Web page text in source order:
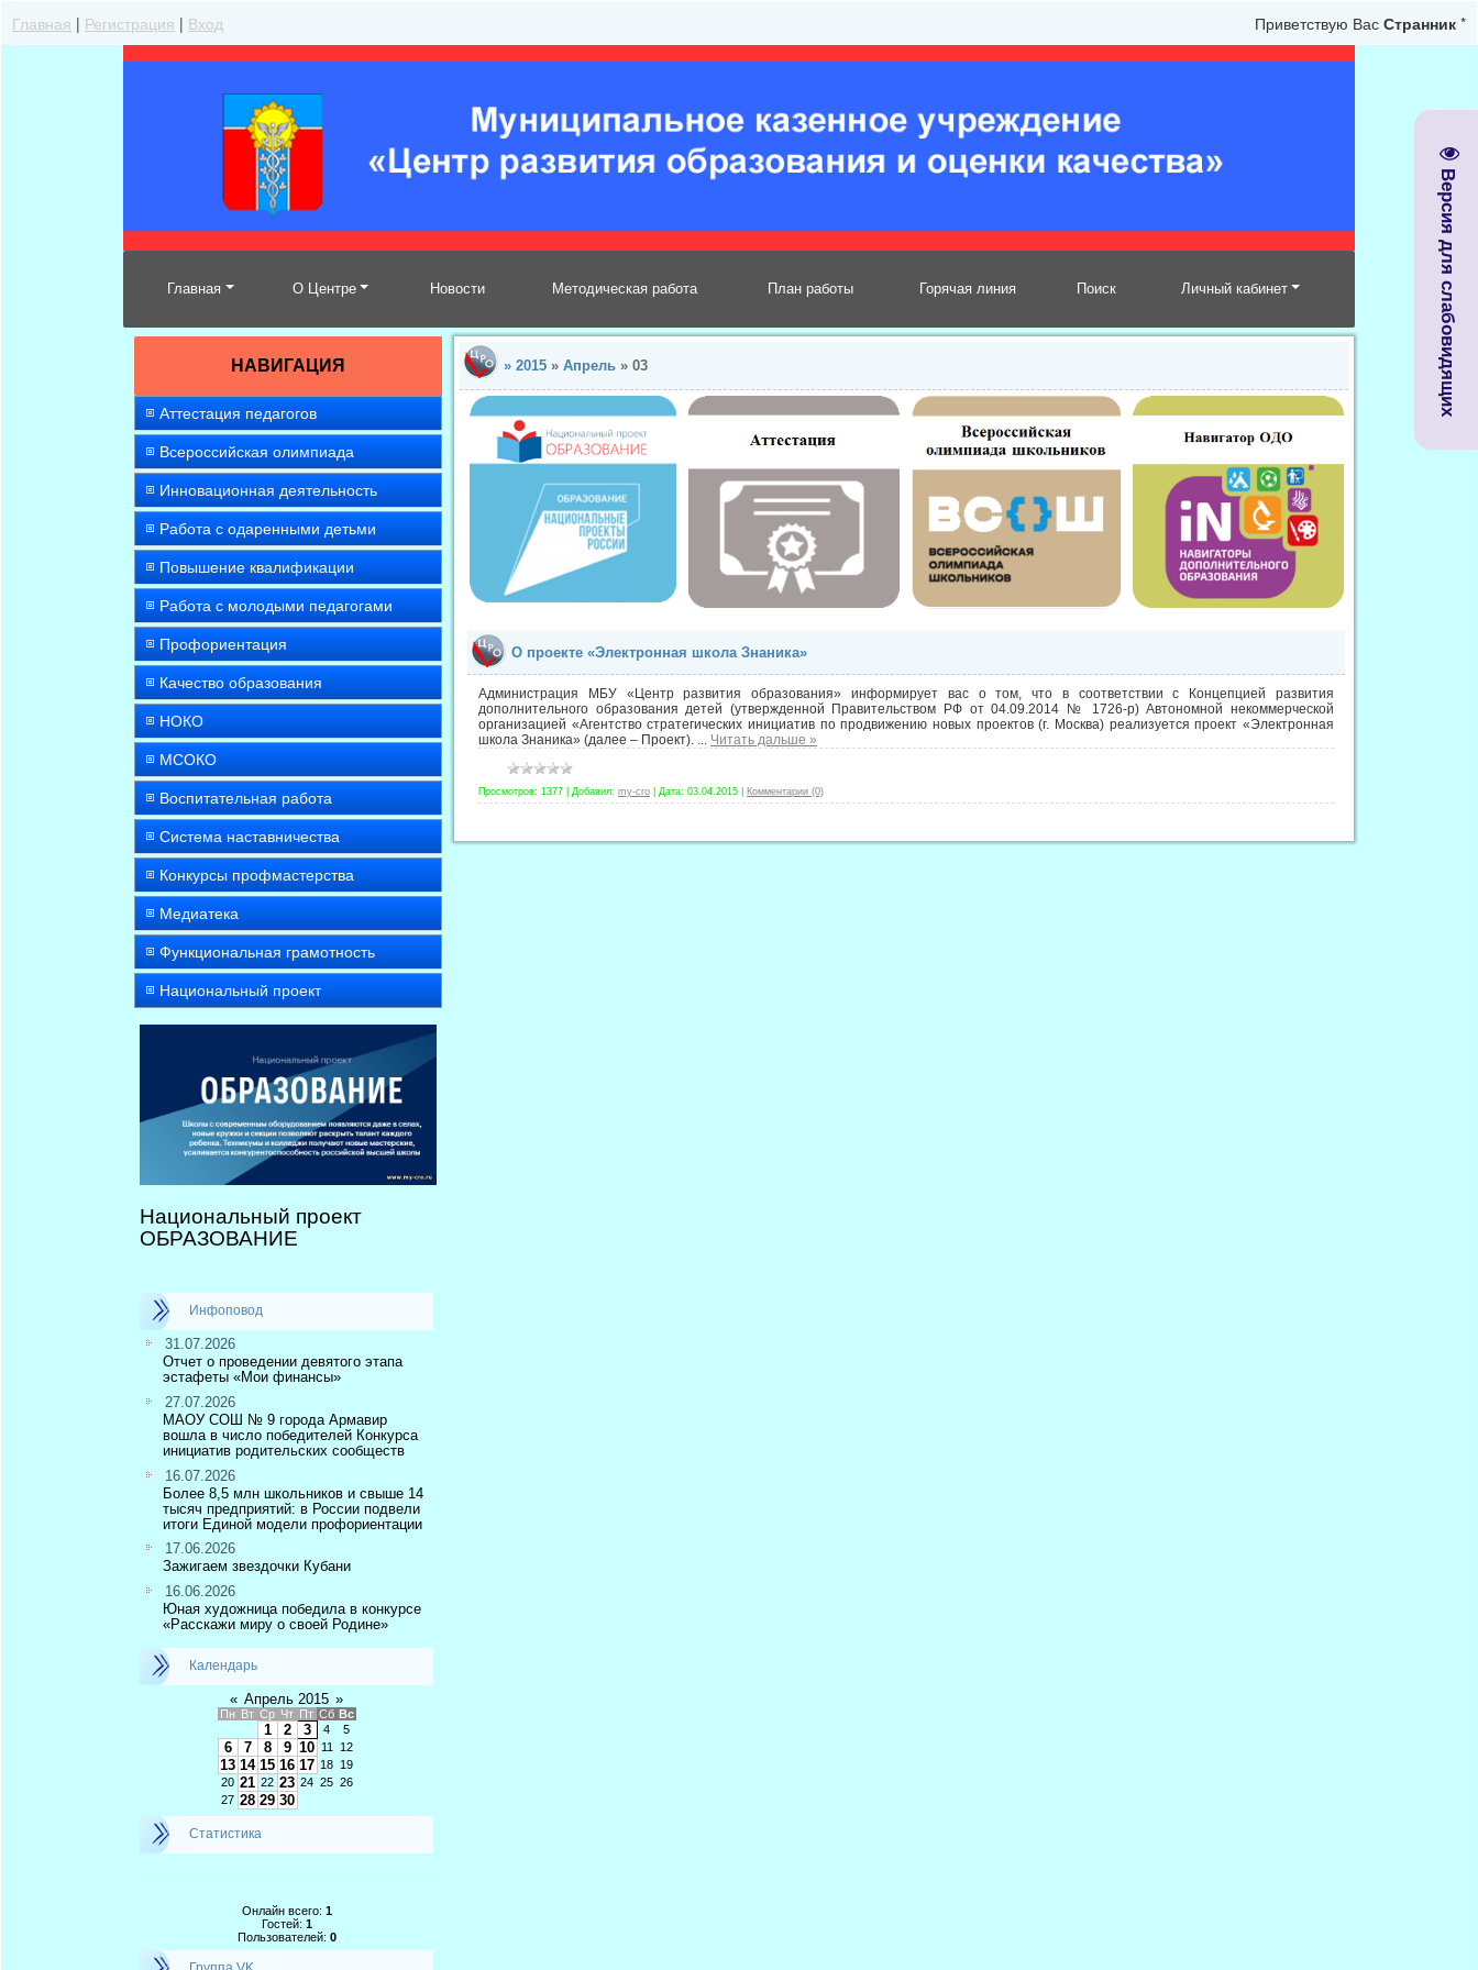
Версия для слабовидящих
Главная | Регистрация | Вход Приветствую Вас Странник *
Главная О Центре Новости Методическая работа План работы Горячая линия Поиск Личный кабинет
НАВИГАЦИЯ
Аттестация педагогов
Всероссийская олимпиада
Инновационная деятельность
Работа с одаренными детьми
Повышение квалификации
Работа с молодыми педагогами
Профориентация
Качество образования
НОКО
МСОКО
Воспитательная работа
Система наставничества
Конкурсы профмастерства
Медиатека
Функциональная грамотность
Национальный проект
Национальный проект
ОБРАЗОВАНИЕ
Инфоповод
31.07.2026
Отчет о проведении девятого этапа
эстафеты «Мои финансы»
27.07.2026
МАОУ СОШ № 9 города Армавир
вошла в число победителей Конкурса
инициатив родительских сообществ
16.07.2026
Более 8,5 млн школьников и свыше 14
тысяч предприятий: в России подвели
итоги Единой модели профориентации
17.06.2026
Зажигаем звездочки Кубани
16.06.2026
Юная художница победила в конкурсе
«Расскажи миру о своей Родине»
Календарь
« Апрель 2015 »
Пн Вт Ср Чт Пт Сб Вс
1 2 3 4 5
6 7 8 9 10 11 12
13 14 15 16 17 18 19
20 21 22 23 24 25 26
27 28 29 30
Статистика
Онлайн всего: 1
Гостей: 1
Пользователей: 0
» 2015 » Апрель » 03
О проекте «Электронная школа Знаника»
Администрация МБУ «Центр развития образования» информирует вас о том, что в соответствии с Концепцией развития
дополнительного образования детей (утвержденной Правительством РФ от 04.09.2014 № 1726-р) Автономной некоммерческой
организацией «Агентство стратегических инициатив по продвижению новых проектов (г. Москва) реализуется проект «Электронная
школа Знаника» (далее – Проект). ... Читать дальше »
Просмотров: 1377 Добавил: my-cro Дата: 03.04.2015 Комментарии (0)